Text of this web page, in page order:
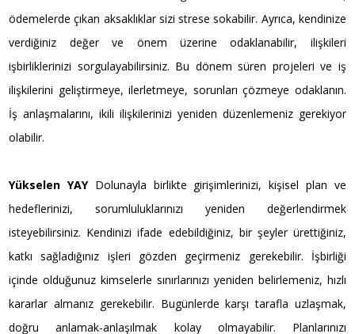
ödemelerde çıkan aksaklıklar sizi strese sokabilir. Ayrıca, kendinize
verdiğiniz değer ve önem üzerine odaklanabilir, ilişkileri
işbirliklerinizi sorgulayabilirsiniz. Bu dönem süren projeleri ve iş
ilişkilerini geliştirmeye, ilerletmeye, sorunları çözmeye odaklanın.
İş anlaşmalarını, ikili ilişkilerinizi yeniden düzenlemeniz gerekiyor
olabilir.
Yükselen YAYDolunayla birlikte girişimlerinizi, kişisel plan ve
hedeflerinizi, sorumluluklarınızı yeniden değerlendirmek
isteyebilirsiniz. Kendinizi ifade edebildiğiniz, bir şeyler ürettiğiniz,
katkı sağladığınız işleri gözden geçirmeniz gerekebilir. İşbirliği
içinde olduğunuz kimselerle sınırlarınızı yeniden belirlemeniz, hızlı
kararlar almanız gerekebilir. Bugünlerde karşı tarafla uzlaşmak,
doğru anlamak-anlaşılmak kolay olmayabilir. Planlarınızı